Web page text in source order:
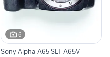
6
Sony Alpha A65 SLT-A65V